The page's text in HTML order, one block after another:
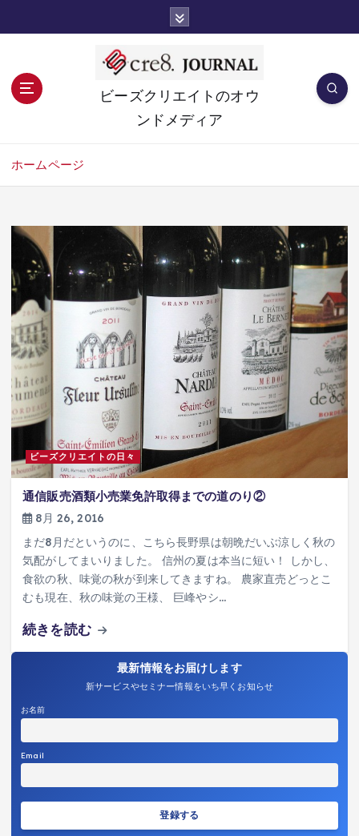
ビーズクリエイトのオウ
ンドメディア
ホームページ
ビーズクリエイトの日々
通信販売酒類小売業免許取得までの道のり②
8月 26, 2016
まだ8月だというのに、こちら長野県は朝晩だいぶ涼しく秋の
気配がしてまいりました。 信州の夏は本当に短い！ しかし、
食欲の秋、味覚の秋が到来してきますね。 農家直売どっとこ
むも現在、秋の味覚の王様、 巨峰やシ…
続きを読む
最新情報をお届けします
新サービスやセミナー情報をいち早くお知らせ
お名前
Email